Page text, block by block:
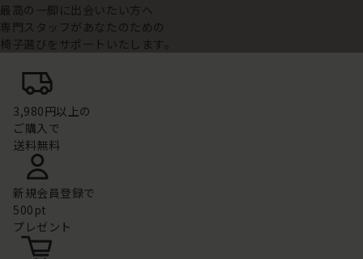
最高の一脚に出会いたい方へ
専門スタッフがあなたのための
椅子選びをサポートいたします。
3,980円以上の
ご購入で
送料無料
新規会員登録で
500pt
プレゼント